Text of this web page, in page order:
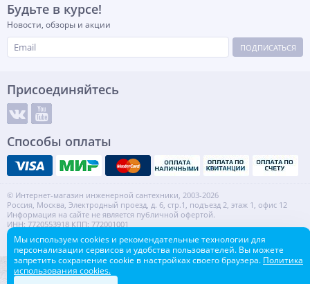
Будьте в курсе!
Новости, обзоры и акции
ПОДПИСАТЬСЯ
Присоединяйтесь
Способы оплаты
© Интернет-магазин инженерной сантехники, 2003-2026
Россия, Москва, Электродный проезд, д. 6, стр.1, подъезд 2, этаж 1, офис 12
Информация на сайте не является публичной офертой.
ИНН: 7720553918 КПП: 772001001
Контакты Карта сайта
Мы используем cookies и рекомендательные технологии для
персонализации сервисов и удобства пользователей. Вы можете
запретить сохранение cookie в настройках своего браузера. Политика
использования cookies.